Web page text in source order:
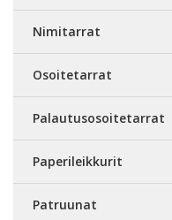
Nimitarrat
Osoitetarrat
Palautusosoitetarrat
Paperileikkurit
Patruunat